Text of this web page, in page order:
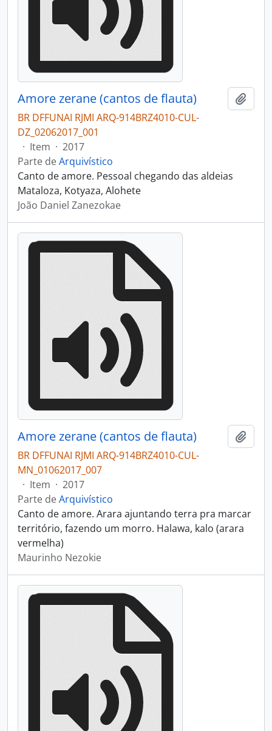
Amore zerane (cantos de flauta)
BR DFFUNAI RJMI ARQ-914BRZ4010-CUL-
DZ_02062017_001
· Item · 2017
Parte deArquivístico
Canto de amore. Pessoal chegando das aldeias
Mataloza, Kotyaza, Alohete
João Daniel Zanezokae
Amore zerane (cantos de flauta)
BR DFFUNAI RJMI ARQ-914BRZ4010-CUL-
MN_01062017_007
· Item · 2017
Parte deArquivístico
Canto de amore. Arara ajuntando terra pra marcar
território, fazendo um morro. Halawa, kalo (arara
vermelha)
Maurinho Nezokie